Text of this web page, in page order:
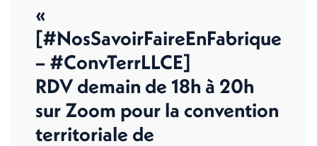
«
[#NosSavoirFaireEnFabrique
– #ConvTerrLLCE]
RDV demain de 18h à 20h
sur Zoom pour la convention
territoriale de